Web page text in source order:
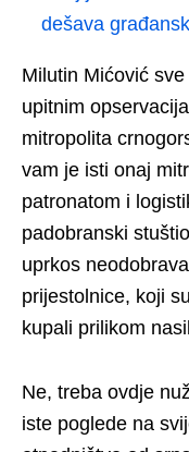
dešava
Milutin Mićović
upitnim
mitropolita
vam je isti onaj
patronatom i
padobranski
uprkos
prijestolnice, koji
kupali prilikom
Ne, treba ovdje
iste poglede na